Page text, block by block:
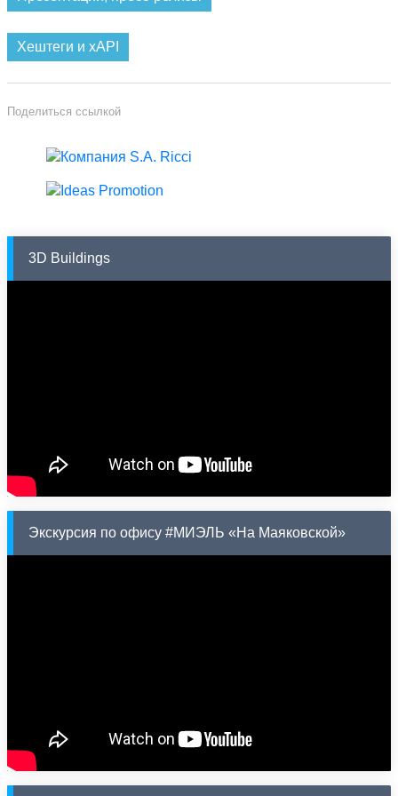
Хештеги и xAPI
Поделиться ссылкой
3D Buildings
Экскурсия по офису #МИЭЛЬ «На Маяковской»